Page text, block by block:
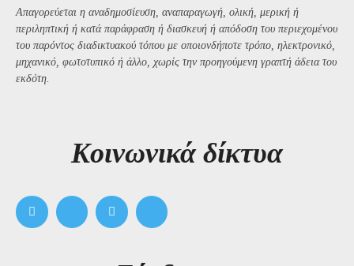
Απαγορεύεται η αναδημοσίευση, αναπαραγωγή, ολική, μερική ή
περιληπτική ή κατά παράφραση ή διασκευή ή απόδοση του περιεχομένου
του παρόντος διαδικτυακού τόπου με οποιονδήποτε τρόπο, ηλεκτρονικό,
μηχανικό, φωτοτυπικό ή άλλο, χωρίς την προηγούμενη γραπτή άδεια του
εκδότη.
Kοινωνικά δίκτυα